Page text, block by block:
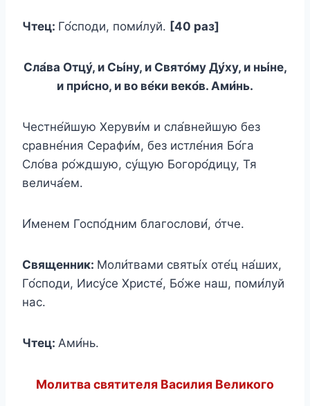
Чтец: Го́споди, поми́луй. [40 раз]
Сла́ва Отцу́, и Сы́ну, и Свято́му Ду́ху, и ны́не,
и при́сно, и во ве́ки веко́в. Ами́нь.
Честне́йшую Херуви́м и сла́внейшую без
сравне́ния Серафи́м, без истле́ния Бо́га
Сло́ва ро́ждшую, су́щую Богоро́дицу, Тя
велича́ем.
И́менем Госпо́дним благослови́, о́тче.
Священник: Моли́твами святы́х оте́ц на́ших,
Го́споди, Иису́се Христе́, Бо́же наш, поми́луй
нас.
Чтец: Ами́нь.
Молитва святителя Василия Великого